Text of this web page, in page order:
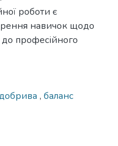
роботи є
навичок щодо
професійного
, баланс